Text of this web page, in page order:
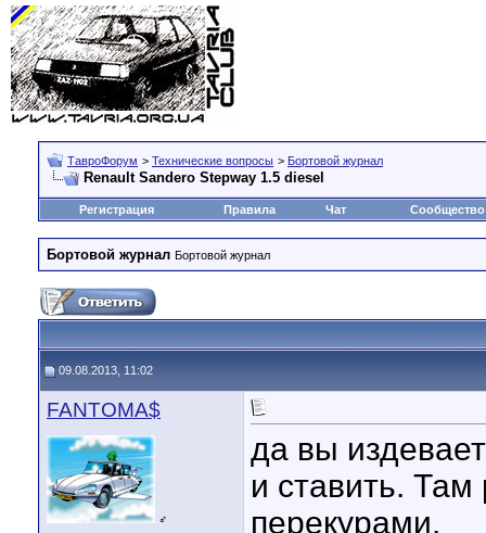
ТавроФорум > Технические вопросы > Бортовой журнал
Renault Sandero Stepway 1.5 diesel
Регистрация Правила Чат Сообщество
Бортовой журнал Бортовой журнал
09.08.2013, 11:02
FANTOMA$
♂
да вы
и ставить.
перекурами.